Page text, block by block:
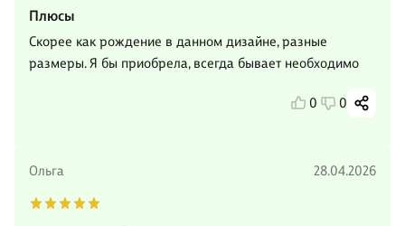
Плюсы
Скорее как рождение в данном дизайне, разные
размеры. Я бы приобрела, всегда бывает необходимо
0 0
Ольга 28.04.2026